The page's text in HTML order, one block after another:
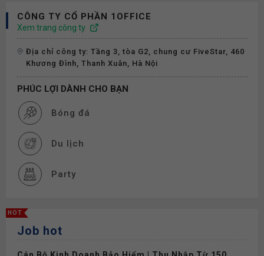
CÔNG TY CỔ PHẦN 1OFFICE
Xem trang công ty
Địa chỉ công ty: Tầng 3, tòa G2, chung cư FiveStar, 460
Khương Đình, Thanh Xuân, Hà Nội
PHÚC LỢI DÀNH CHO BẠN
Bóng đá
Du lịch
Party
Thưởng
HOT
Job hot